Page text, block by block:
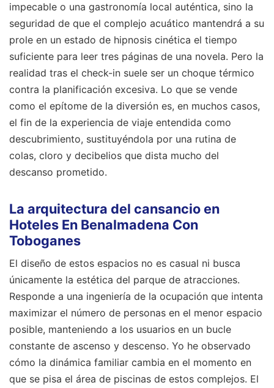
impecable o una gastronomía local auténtica, sino la
seguridad de que el complejo acuático mantendrá a su
prole en un estado de hipnosis cinética el tiempo
suficiente para leer tres páginas de una novela. Pero la
realidad tras el check-in suele ser un choque térmico
contra la planificación excesiva. Lo que se vende
como el epítome de la diversión es, en muchos casos,
el fin de la experiencia de viaje entendida como
descubrimiento, sustituyéndola por una rutina de
colas, cloro y decibelios que dista mucho del
descanso prometido.
La arquitectura del cansancio en
Hoteles En Benalmadena Con
Toboganes
El diseño de estos espacios no es casual ni busca
únicamente la estética del parque de atracciones.
Responde a una ingeniería de la ocupación que intenta
maximizar el número de personas en el menor espacio
posible, manteniendo a los usuarios en un bucle
constante de ascenso y descenso. Yo he observado
cómo la dinámica familiar cambia en el momento en
que se pisa el área de piscinas de estos complejos. El